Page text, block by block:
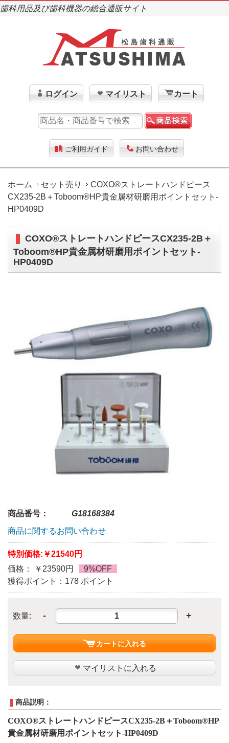
歯科用品及び歯科機器の総合通販サイト
ログイン マイリスト カート
ご利用ガイド お問い合わせ
ホーム セット売り
COXO®ストレートハンドピース
CX235-2B＋Toboom®HP貴金属材研磨用ポイントセット-
HP0409D
COXO®ストレートハンドピースCX235-2B＋
Toboom®HP貴金属材研磨用ポイントセット-
HP0409D
商品番号：
G18168384
商品に関するお問い合わせ
特別価格: ￥21540円
価格： ￥23590円
9%OFF
獲得ポイント：178 ポイント
数量: - +
カートに入れる
マイリストに入れる
商品説明：
COXO®ストレートハンドピースCX235-2B＋Toboom®HP
貴金属材研磨用ポイントセット-HP0409D